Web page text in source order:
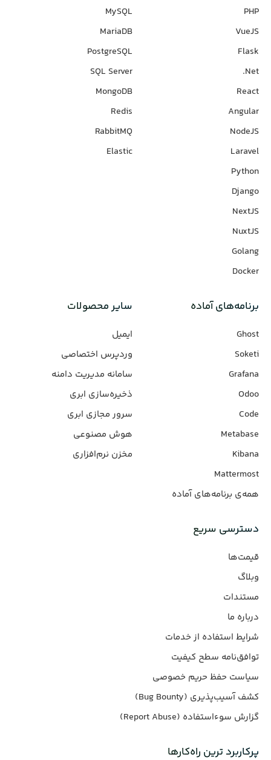
PHP
VueJS
Flask
Net.
React
Angular
NodeJS
Laravel
Python
Django
NextJS
NuxtJS
Golang
Docker
MySQL
MariaDB
PostgreSQL
SQL Server
MongoDB
Redis
RabbitMQ
Elastic
برنامه‌های‌ آماده
Ghost
Soketi
Grafana
Odoo
Code
Metabase
Kibana
Mattermost
همه‌ی برنامه‌های آماده
سایر محصولات
ایمیل
وردپرس‌ اختصاصی
سامانه مدیریت دامنه
ذخیره‌سازی ابری
سرور مجازی ابری
هوش مصنوعی
مخزن نرم‌افزاری
دسترسی سریع
قیمت‌ها
وبلاگ
مستندات
درباره ما
شرایط استفاده از خدمات
توافق‌نامه سطح کیفیت
سیاست حفظ حریم خصوصی
کشف آسیب‌پذیری (Bug Bounty)
گزارش سوءاستفاده (Report Abuse)
پرکاربرد ترین راه‌کارها